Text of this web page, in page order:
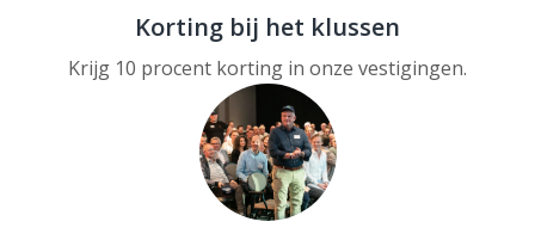
Korting bij het klussen
Krijg 10 procent korting in onze vestigingen.